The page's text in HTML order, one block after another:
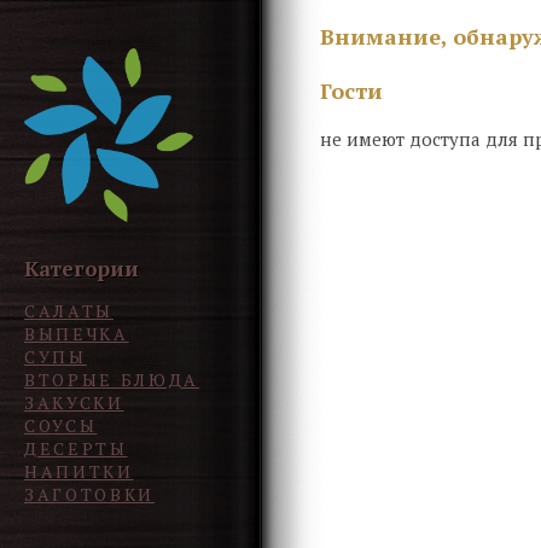
Категории
САЛАТЫ
ВЫПЕЧКА
СУПЫ
ВТОРЫЕ БЛЮДА
ЗАКУСКИ
СОУСЫ
ДЕСЕРТЫ
НАПИТКИ
ЗАГОТОВКИ
Внимание,
Гости
не имеют доступа для